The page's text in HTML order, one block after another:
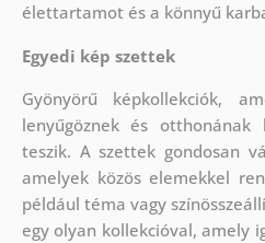
élettartamot és a könnyű
Egyedi kép szettek
Gyönyörű képkollekciók,
lenyűgöznek és otthonának
teszik. A szettek gondosan
amelyek közös elemekkel
például téma vagy
egy olyan kollekcióval, amely